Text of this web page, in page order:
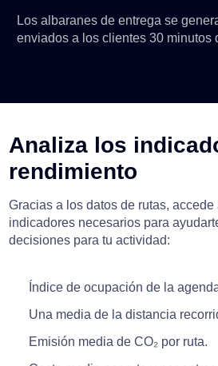
Los albaranes de entrega se
enviados a los clientes 30 minutos
Analiza los
rendimiento
Gracias a los datos de rutas,
indicadores necesarios para
decisiones para tu actividad:
Índice de ocupación de la
Una media de la distancia
Emisión media de CO₂ por ruta.